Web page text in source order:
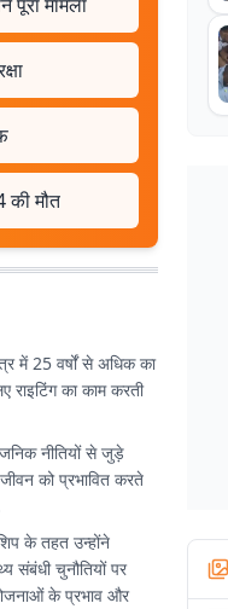
की मौत
में 25 वर्षों से अधिक का
का काम करती
नीतियों से जुड़े
को प्रभावित करते
के तहत उन्होंने
संबंधी चुनौतियों पर
के प्रभाव और